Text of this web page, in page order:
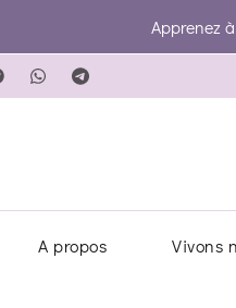
Apprenez
A propos Vivons